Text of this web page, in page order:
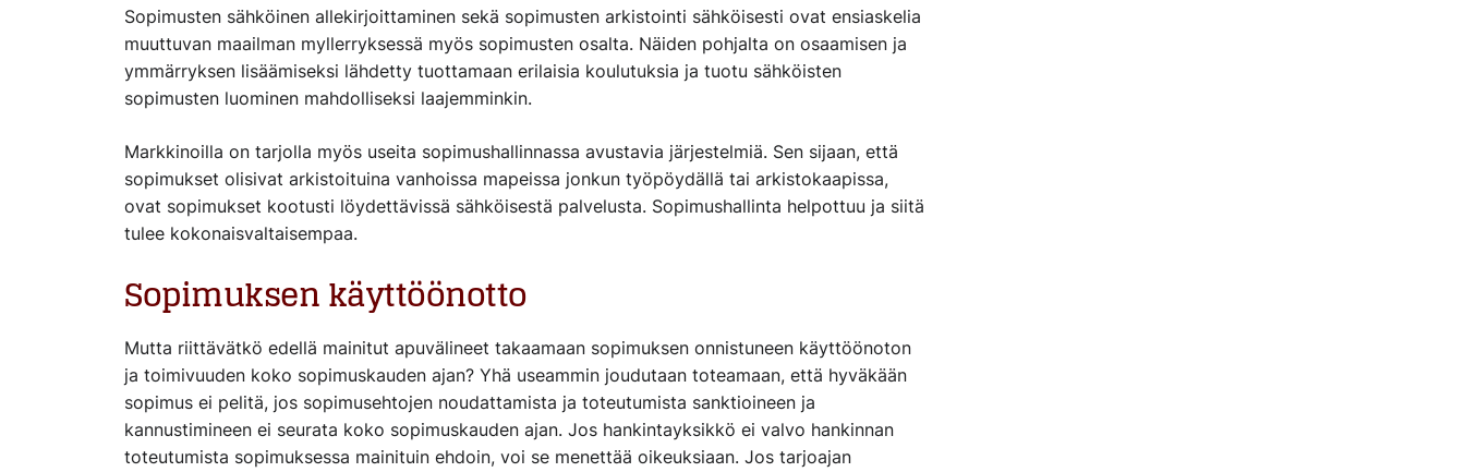
Sopimusten sähköinen allekirjoittaminen sekä sopimusten arkistointi sähköisesti ovat ensiaskelia
muuttuvan maailman myllerryksessä myös sopimusten osalta. Näiden pohjalta on osaamisen ja
ymmärryksen lisäämiseksi lähdetty tuottamaan erilaisia koulutuksia ja tuotu sähköisten
sopimusten luominen mahdolliseksi laajemminkin.
Markkinoilla on tarjolla myös useita sopimushallinnassa avustavia järjestelmiä. Sen sijaan, että
sopimukset olisivat arkistoituina vanhoissa mapeissa jonkun työpöydällä tai arkistokaapissa,
ovat sopimukset kootusti löydettävissä sähköisestä palvelusta. Sopimushallinta helpottuu ja siitä
tulee kokonaisvaltaisempaa.
Sopimuksen käyttöönotto
Mutta riittävätkö edellä mainitut apuvälineet takaamaan sopimuksen onnistuneen käyttöönoton
ja toimivuuden koko sopimuskauden ajan? Yhä useammin joudutaan toteamaan, että hyväkään
sopimus ei pelitä, jos sopimusehtojen noudattamista ja toteutumista sanktioineen ja
kannustimineen ei seurata koko sopimuskauden ajan. Jos hankintayksikkö ei valvo hankinnan
toteutumista sopimuksessa mainituin ehdoin, voi se menettää oikeuksiaan. Jos tarjoajan